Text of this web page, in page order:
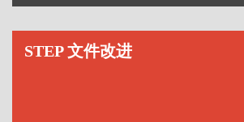
STEP 文件改进